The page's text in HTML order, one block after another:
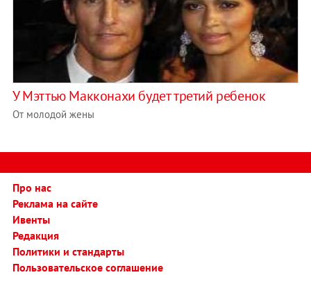
У Мэттью Макконахи будет третий ребенок
От молодой жены
Про нас
Реклама на сайте
Ивенты
Редакция
Политики и стандарты
Пользовательское соглашение